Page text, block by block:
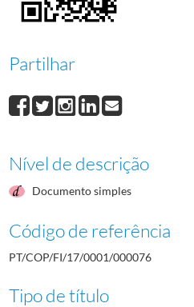
000077José Vieira
000078 Ilídio da Silva
000080
(...)
Partilhar
Nível de descrição
Documento simples
Código de referência
PT/COP/FI/17/0001/000076
Tipo de título